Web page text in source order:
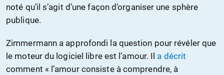
noté qu’il s’agit d’une façon d’organiser une sphère
publique.
Zimmermann a approfondi la question pour révéler que
le moteur du logiciel libre est l’amour. Il a décrit
comment « l’amour consiste à comprendre, à